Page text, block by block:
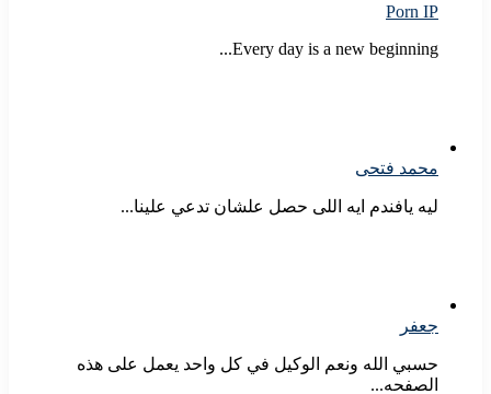
Porn IP
Every day is a new beginning...
محمد فتحى
ليه يافندم ايه اللى حصل علشان تدعي علينا...
جعفر
حسبي الله ونعم الوكيل في كل واحد يعمل على هذه
الصفحه...